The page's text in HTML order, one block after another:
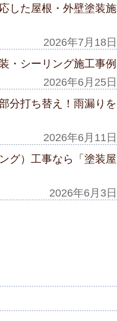
した屋根・外壁塗装施
2026年7月18日
・シーリング施工事例
2026年6月25日
分打ち替え！雨漏りを
2026年6月11日
グ）工事なら「塗装屋
2026年6月3日